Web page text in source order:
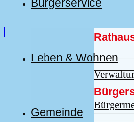
Bürgerservice
Leben & Wohnen
Gemeinde